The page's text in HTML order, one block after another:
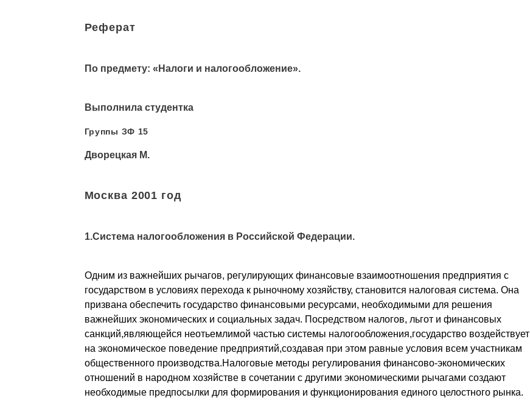
Реферат
По предмету: «Налоги и налогообложение».
Выполнила студентка
Группы ЗФ 15
Дворецкая М.
Москва 2001 год
1.Система налогообложения в Российской Федерации.
Одним из важнейших рычагов, регулирующих финансовые взаимоотношения предприятия с
государством в условиях перехода к рыночному хозяйству, становится налоговая система. Она
призвана обеспечить государство финансовыми ресурсами, необходимыми для решения
важнейших экономических и социальных задач. Посредством налогов, льгот и финансовых
санкций,являющейся неотьемлимой частью системы налогообложения,государство воздействует
на экономическое поведение предприятий,создавая при этом равные условия всем участникам
общественного производства.Налоговые методы регулирования финансово-экономических
отношений в народном хозяйстве в сочетании с другими экономическими рычагами создают
необходимые предпосылки для формирования и функционирования единого целостного рынка.